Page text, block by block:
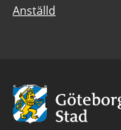
Anställd
Avsändare:
Göteborgs
Stad